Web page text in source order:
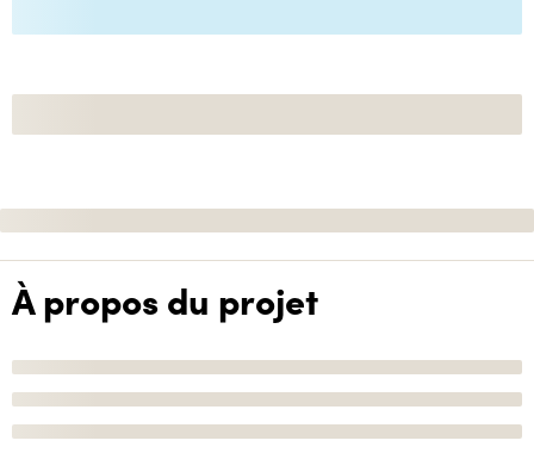
À propos du projet